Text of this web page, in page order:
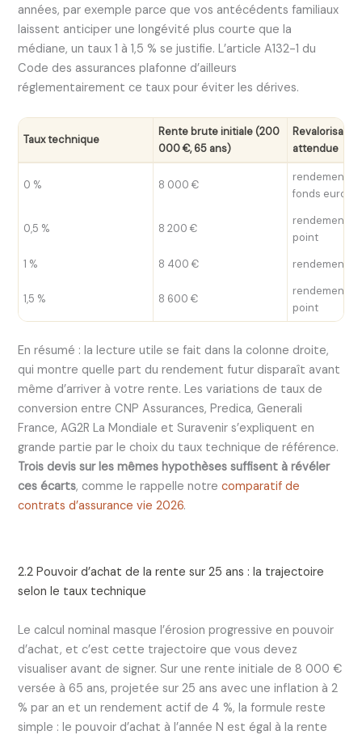
années, par exemple parce que vos antécédents familiaux
laissent anticiper une longévité plus courte que la
médiane, un taux 1 à 1,5 % se justifie. L’article A132-1 du
Code des assurances plafonne d’ailleurs
réglementairement ce taux pour éviter les dérives.
Taux technique
Rente brute initiale (200
000 €, 65 ans)
attendue
0 % 8 000 €
rendement
fonds euros
0,5 % 8 200 €
rendement
point
1 %
8 400 € rendement
1,5 % 8 600 €
rendement
point
En résumé : la lecture utile se fait dans la colonne droite,
qui montre quelle part du rendement futur disparaît avant
même d’arriver à votre rente. Les variations de taux de
conversion entre CNP Assurances, Predica, Generali
France, AG2R La Mondiale et Suravenir s’expliquent en
grande partie par le choix du taux technique de référence.
Trois devis sur les mêmes hypothèses suffisent à révéler
ces écarts, comme le rappelle notrecomparatif de
contrats d’assurance vie 2026.
2.2 Pouvoir d’achat de la rente sur 25 ans : la trajectoire
selon le taux technique
Le calcul nominal masque l’érosion progressive en pouvoir
d’achat, et c’est cette trajectoire que vous devez
visualiser avant de signer. Sur une rente initiale de 8 000 €
versée à 65 ans, projetée sur 25 ans avec une inflation à 2
% par an et un rendement actif de 4 %, la formule reste
simple : le pouvoir d’achat à l’année N est égal à la rente